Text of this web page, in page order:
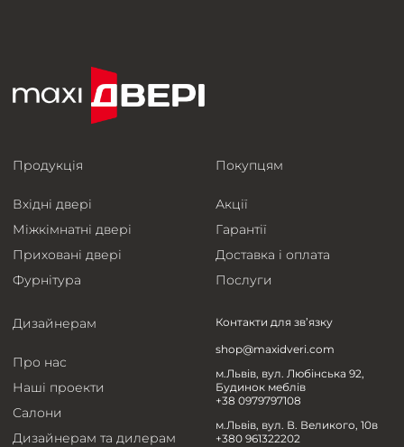
Продукція
Вхідні двері
Міжкімнатні двері
Приховані двері
Фурнітура
Покупцям
Акції
Гарантії
Доставка і оплата
Послуги
Дизайнерам
Про нас
Наші проекти
Салони
Дизайнерам та дилерам
Контакти для зв’язку
shop@maxidveri.com
м.Львів, вул. Любінська 92,
Будинок меблів
+38 0979797108
м.Львів, вул. В. Великого, 10в
+380 961322202